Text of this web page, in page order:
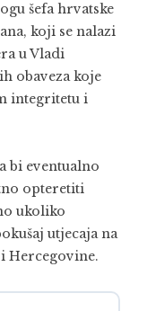
šefa hrvatske
koji se nalazi
u Vladi
obaveza koje
integritetu i
bi eventualno
opteretiti
ukoliko
utjecaja na
Hercegovine.